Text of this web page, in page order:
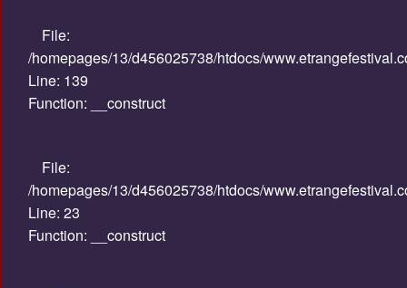
File:
/homepages/13/d456025738/htdocs/
Line: 139
Function: __construct
File:
/homepages/13/d456025738/htdocs/
Line: 23
Function: __construct